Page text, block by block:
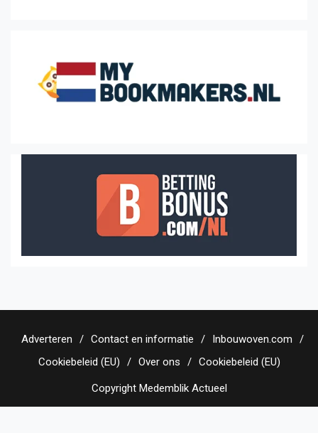
Adverteren Contact en informatie
Inbouwoven.com
Cookiebeleid (EU)
Over ons Cookiebeleid (EU)
Copyright Medemblik Actueel